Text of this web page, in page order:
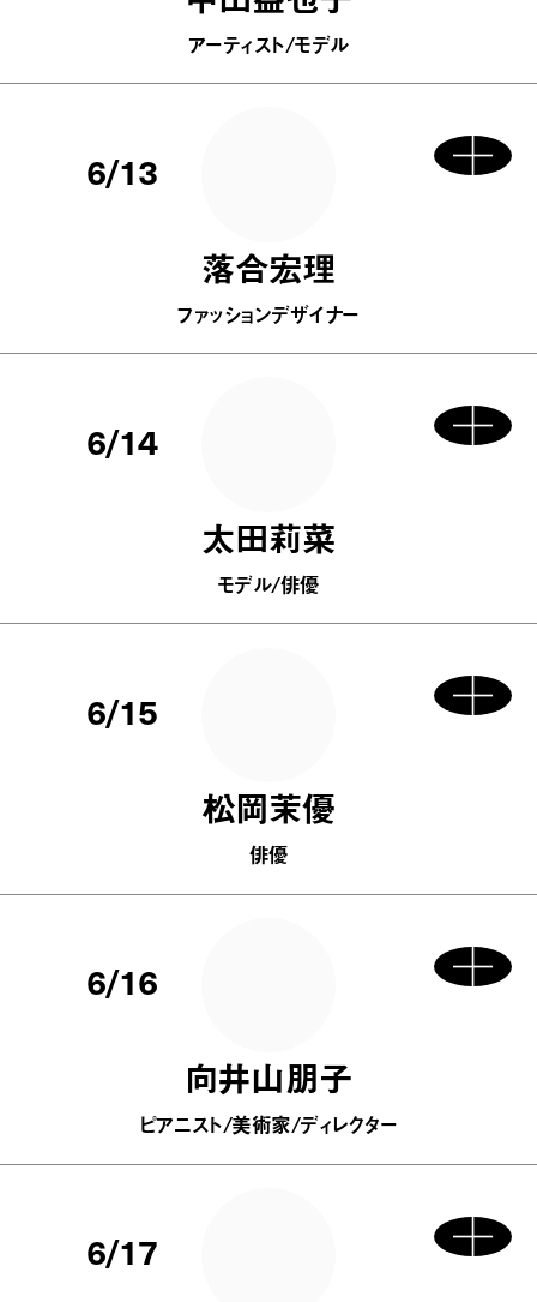
アーティスト/モデル
6/13
落合宏理
ファッションデザイナー
6/14
太田莉菜
モデル/俳優
6/15
松岡茉優
俳優
6/16
向井山朋子
ピアニスト/美術家/ディレクター
6/17